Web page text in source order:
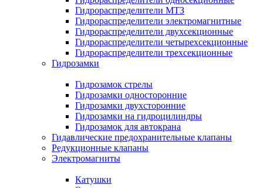
Гидрораспределители МТЗ
Гидрораспределители электромагнитные
Гидрораспределители двухсекционные
Гидрораспределители четырехсекционные
Гидрораспределители трехсекционные
Гидрозамки
Гидрозамок стрелы
Гидрозамки односторонние
Гидрозамки двухсторонние
Гидрозамки на гидроцилиндры
Гидрозамок для автокрана
Гидавлические предохранительные клапаны
Редукционные клапаны
Электромагниты
Катушки